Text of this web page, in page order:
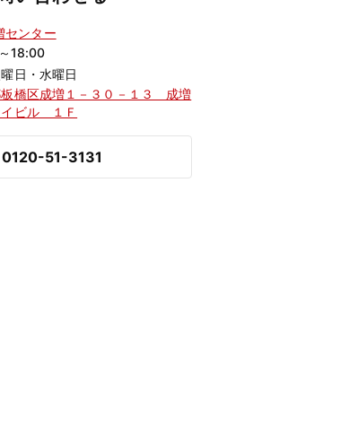
センター
18:00
日・水曜日
橋区成増１－３０－１３ 成増
イビル １Ｆ
0120-51-3131